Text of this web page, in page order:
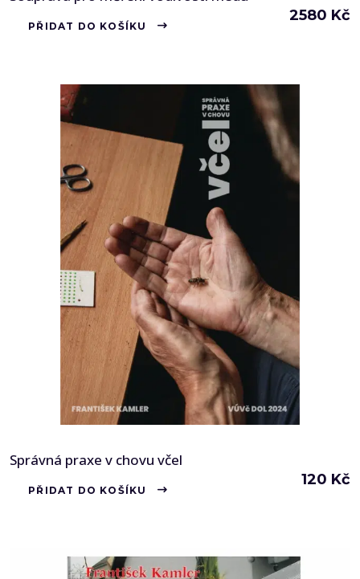
2580 Kč
PŘIDAT DO KOŠÍKU
Správná praxe v chovu včel
120 Kč
PŘIDAT DO KOŠÍKU